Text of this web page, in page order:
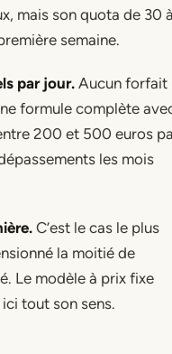
mais son quota de 30
semaine.
par jour. Aucun forfait
formule complète
200 et 500 euros
les mois
C’est le cas le plus
la moitié de
Le modèle à prix fixe
tout son sens.